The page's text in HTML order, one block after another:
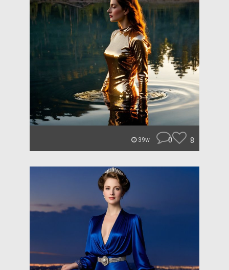
39w 0 8